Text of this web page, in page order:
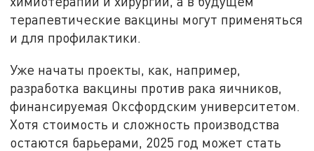
терапевтические вакцины могут применяться
и для профилактики.
Уже начаты проекты, как, например,
разработка вакцины против рака яичников,
финансируемая Оксфордским университетом.
Хотя стоимость и сложность производства
остаются барьерами, 2025 год может стать